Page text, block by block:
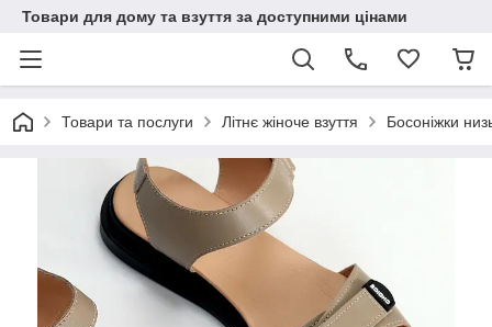
Товари для дому та взуття за доступними цінами
Товари та послуги Літнє жіноче взуття Босоніжки